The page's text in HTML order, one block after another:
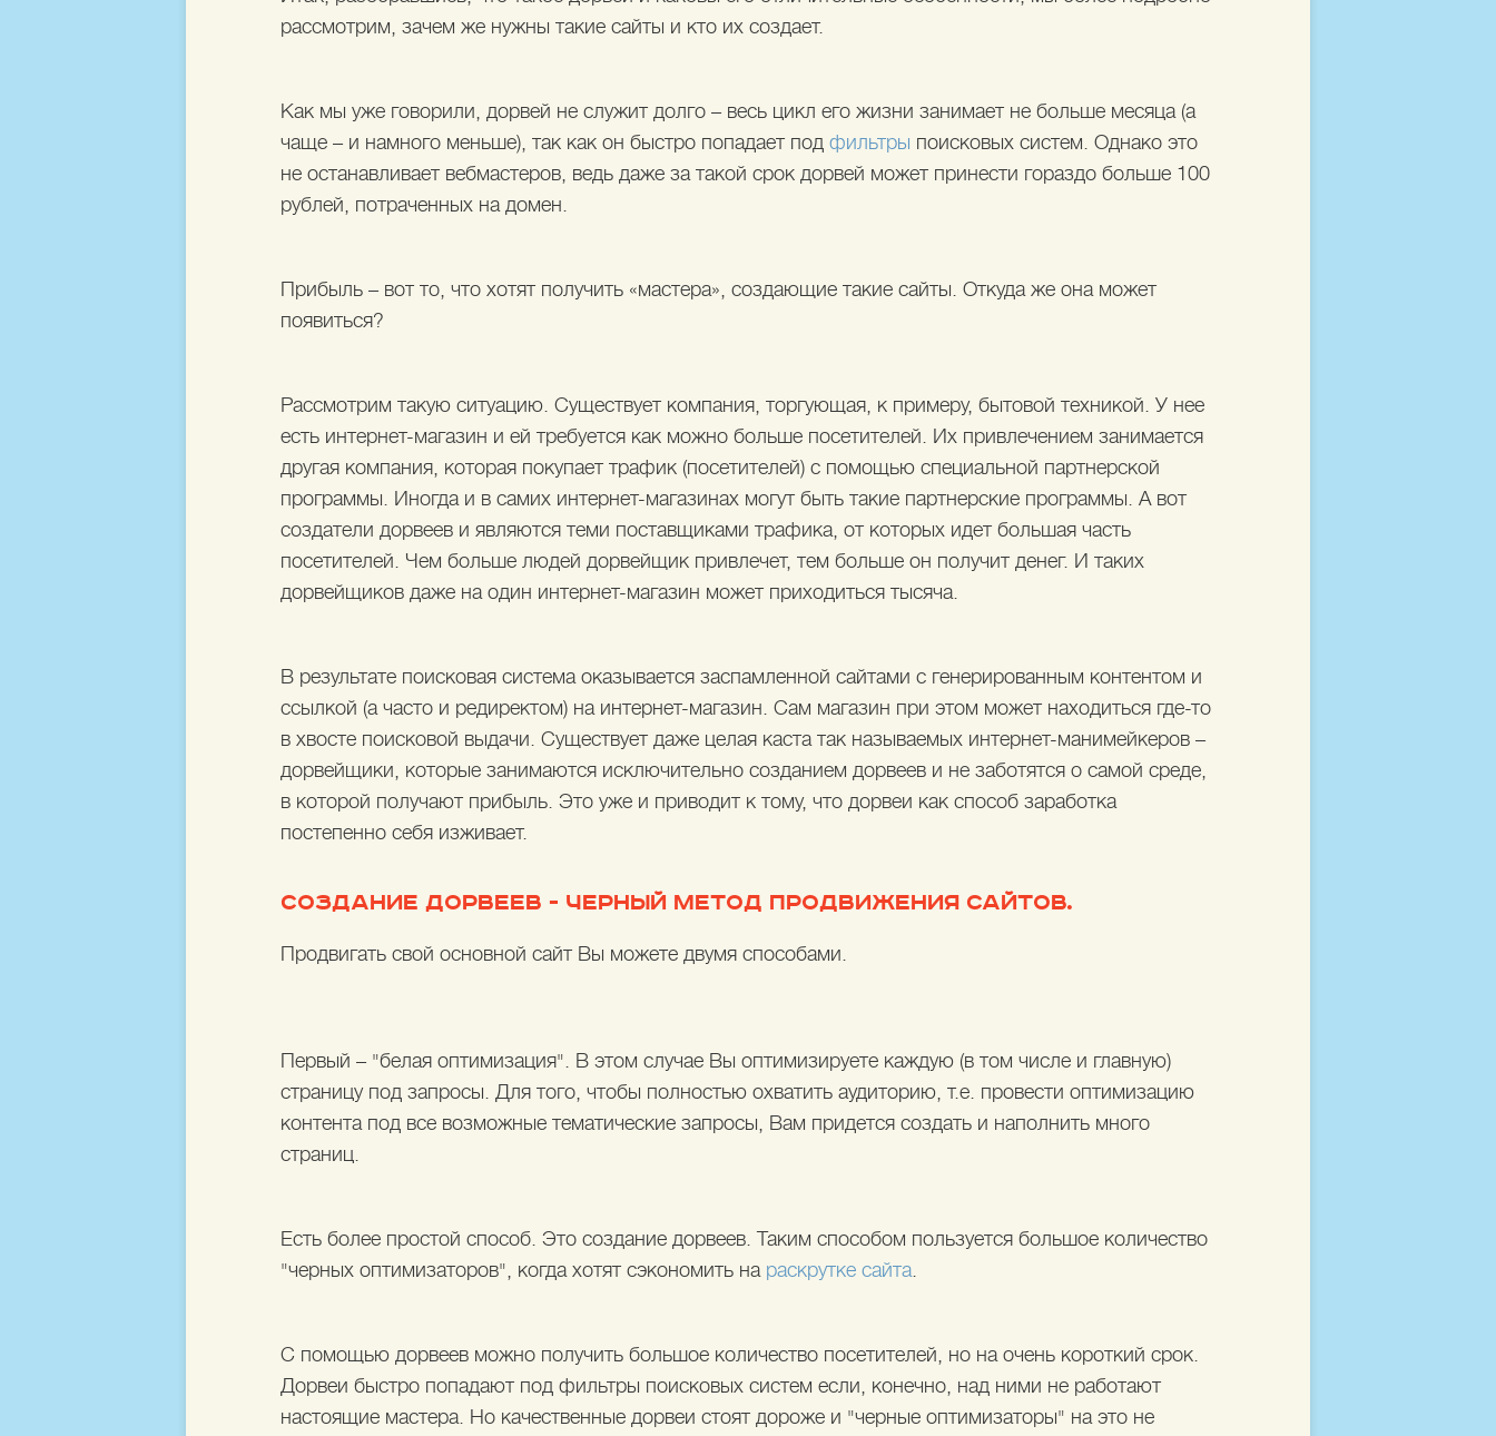
рассмотрим, зачем же нужны такие сайты и кто их создает.
Как мы уже говорили, дорвей не служит долго – весь цикл его жизни занимает не больше месяца (а
чаще – и намного меньше), так как он быстро попадает под фильтры поисковых систем. Однако это
не останавливает вебмастеров, ведь даже за такой срок дорвей может принести гораздо больше 100
рублей, потраченных на домен.
Прибыль – вот то, что хотят получить «мастера», создающие такие сайты. Откуда же она может
появиться?
Рассмотрим такую ситуацию. Существует компания, торгующая, к примеру, бытовой техникой. У нее
есть интернет-магазин и ей требуется как можно больше посетителей. Их привлечением занимается
другая компания, которая покупает трафик (посетителей) с помощью специальной партнерской
программы. Иногда и в самих интернет-магазинах могут быть такие партнерские программы. А вот
создатели дорвеев и являются теми поставщиками трафика, от которых идет большая часть
посетителей. Чем больше людей дорвейщик привлечет, тем больше он получит денег. И таких
дорвейщиков даже на один интернет-магазин может приходиться тысяча.
В результате поисковая система оказывается заспамленной сайтами с генерированным контентом и
ссылкой (а часто и редиректом) на интернет-магазин. Сам магазин при этом может находиться где-то
в хвосте поисковой выдачи. Существует даже целая каста так называемых интернет-манимейкеров –
дорвейщики, которые занимаются исключительно созданием дорвеев и не заботятся о самой среде,
в которой получают прибыль. Это уже и приводит к тому, что дорвеи как способ заработка
постепенно себя изживает.
СОЗДАНИЕ ДОРВЕЕВ - ЧЕРНЫЙ МЕТОД ПРОДВИЖЕНИЯ САЙТОВ.
Продвигать свой основной сайт Вы можете двумя способами.
Первый – "белая оптимизация". В этом случае Вы оптимизируете каждую (в том числе и главную)
страницу под запросы. Для того, чтобы полностью охватить аудиторию, т.е. провести оптимизацию
контента под все возможные тематические запросы, Вам придется создать и наполнить много
страниц.
Есть более простой способ. Это создание дорвеев. Таким способом пользуется большое количество
"черных оптимизаторов", когда хотят сэкономить на раскрутке сайта.
С помощью дорвеев можно получить большое количество посетителей, но на очень короткий срок.
Дорвеи быстро попадают под фильтры поисковых систем если, конечно, над ними не работают
настоящие мастера. Но качественные дорвеи стоят дороже и "черные оптимизаторы" на это не